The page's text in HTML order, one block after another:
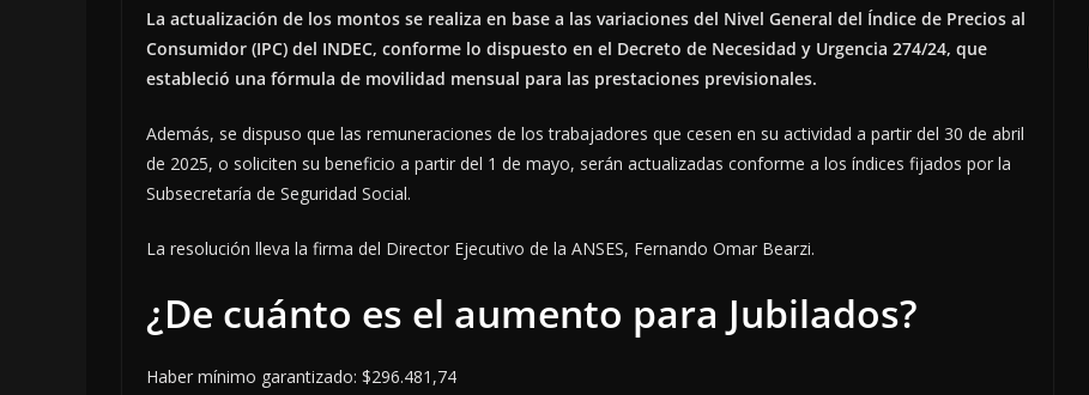
La actualización de los montos se realiza en base a las variaciones del Nivel General del Índice de Precios al
Consumidor (IPC) del INDEC, conforme lo dispuesto en el Decreto de Necesidad y Urgencia 274/24, que
estableció una fórmula de movilidad mensual para las prestaciones previsionales.
Además, se dispuso que las remuneraciones de los trabajadores que cesen en su actividad a partir del 30 de abril
de 2025, o soliciten su beneficio a partir del 1 de mayo, serán actualizadas conforme a los índices fijados por la
Subsecretaría de Seguridad Social.
La resolución lleva la firma del Director Ejecutivo de la ANSES, Fernando Omar Bearzi.
¿De cuánto es el aumento para Jubilados?
Haber mínimo garantizado: $296.481,74